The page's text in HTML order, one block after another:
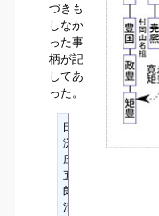
づきも
しなか
った事
柄が記
してあ
った。
田
渕
庄
五
郎
清